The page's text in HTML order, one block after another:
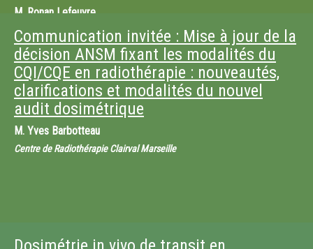
M. Ronan Lefeuvre
Centre Eugène Marquis
Mme Camille Lagostera
Institut de Cancérologie de l'Ouest
M. Matthieu Moreau-Noblet
Clinique Mutualiste de l'Estuaire
Communication invitée : Mise à jour de la
décision ANSM fixant les modalités du
CQI/CQE en radiothérapie : nouveautés,
clarifications et modalités du nouvel
audit dosimétrique
M. Yves Barbotteau
Centre de Radiothérapie Clairval Marseille